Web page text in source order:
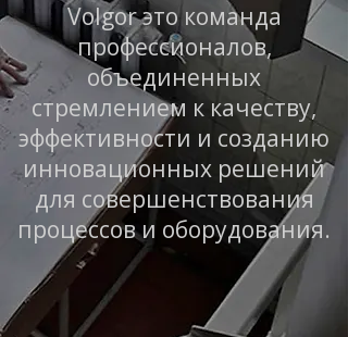
Volgor это команда
профессионалов,
объединенных
стремлением к качеству,
эффективности и созданию
инновационных решений
для совершенствования
процессов и оборудования.